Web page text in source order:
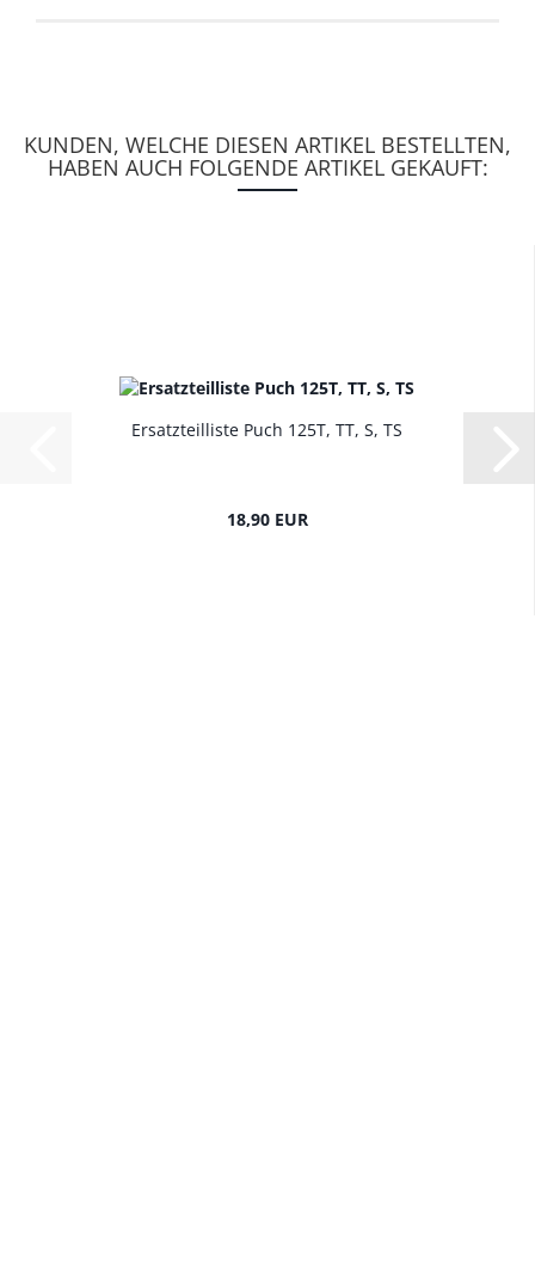
KUNDEN, WELCHE DIESEN ARTIKEL BESTELLTEN,
HABEN AUCH FOLGENDE ARTIKEL GEKAUFT:
Ersatzteilliste Puch 125T, TT, S, TS
18,90 EUR